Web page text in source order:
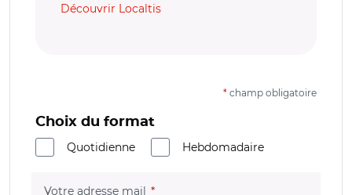
Découvrir Localtis
* champ obligatoire
Choix du format
Quotidienne
Hebdomadaire
Votre adresse mail (champ obligatoire)